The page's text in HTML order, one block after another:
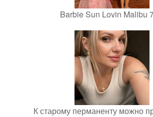
Barbie Sun Lovin Malibu
К старому перманенту можно